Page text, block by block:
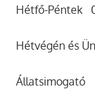
Hétfő-Péntek
Hétvégén és
Állatsimogató